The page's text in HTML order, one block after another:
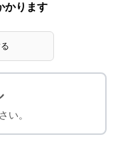
かります
い。